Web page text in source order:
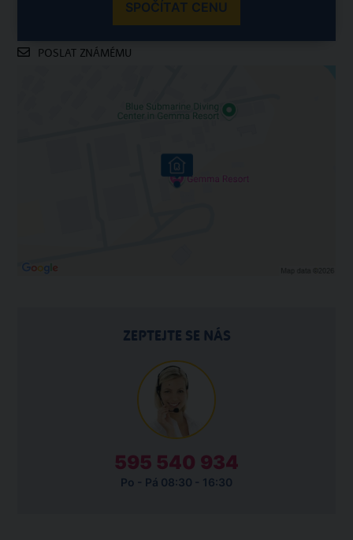
SPOČÍTAT CENU
POSLAT ZNÁMÉMU
ZEPTEJTE SE NÁS
595 540 934
Po - Pá 08:30 - 16:30